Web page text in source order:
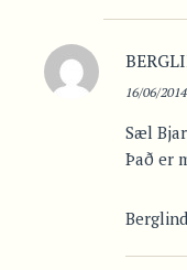
16/06/2014
Sæl
Það er
Berglind